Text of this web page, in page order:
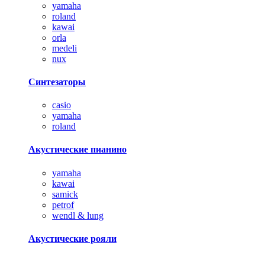
yamaha
roland
kawai
orla
medeli
nux
Синтезаторы
casio
yamaha
roland
Акустические пианино
yamaha
kawai
samick
petrof
wendl & lung
Акустические рояли